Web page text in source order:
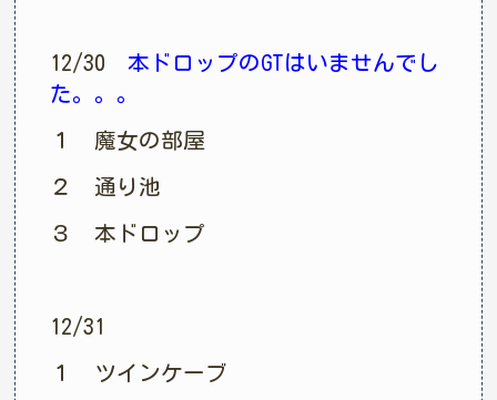
12/30本ドロップのGTはいませんでし
た。。。
１ 魔女の部屋
２ 通り池
３ 本ドロップ
12/31
１ ツインケーブ